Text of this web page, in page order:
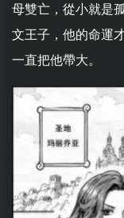
母雙亡，從小就是
文王子，他的命運
一直把他帶大。